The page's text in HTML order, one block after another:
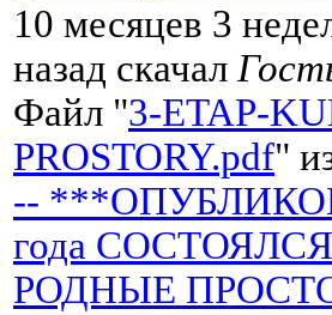
10 месяцев 3
назад скачал
Файл "3-ETAP-
PROSTORY.pdf"
--
года СОСТОЯЛСЯ
РОДНЫЕ